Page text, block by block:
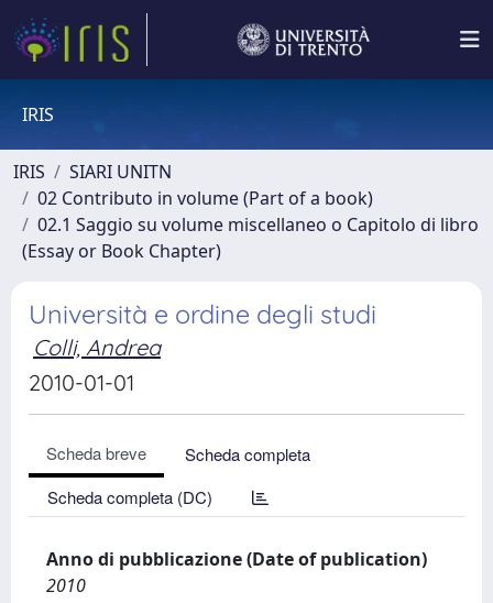
IRIS
IRIS
SIARI UNITN
02 Contributo in volume (Part of a book)
02.1 Saggio su volume miscellaneo o Capitolo di libro
(Essay or Book Chapter)
Università e ordine degli studi
Colli, Andrea
2010-01-01
Scheda breve
Scheda completa
Scheda completa (DC)
Anno di pubblicazione (Date of publication)
2010